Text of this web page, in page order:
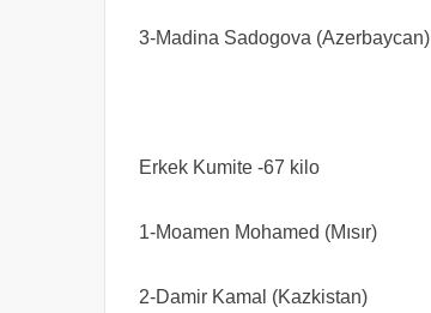
3-Madina Sadogova (Azerbaycan)
Erkek Kumite -67 kilo
1-Moamen Mohamed (Mısır)
2-Damir Kamal (Kazkistan)